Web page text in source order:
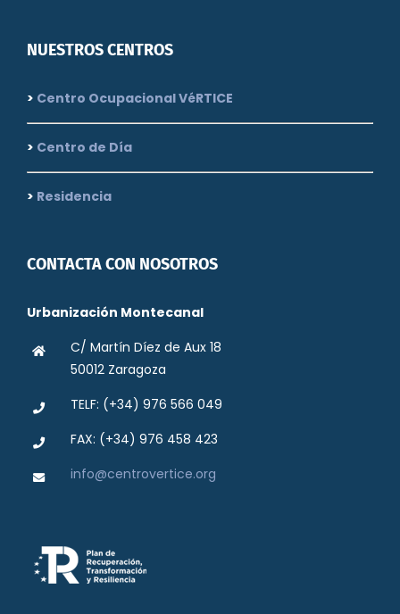
NUESTROS CENTROS
> Centro Ocupacional VéRTICE
> Centro de Día
> Residencia
CONTACTA CON NOSOTROS
Urbanización Montecanal
C/ Martín Díez de Aux 18
50012 Zaragoza
TELF: (+34) 976 566 049
FAX: (+34) 976 458 423
info@centrovertice.org